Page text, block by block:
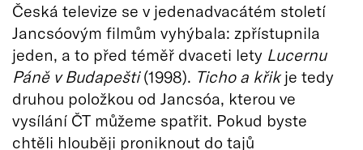
Česká televize se v jedenadvacátém století
Jancsóovým filmům vyhýbala: zpřístupnila
jeden, a to před téměř dvaceti lety Lucernu
Páně v Budapešti(1998). Ticho a křikje tedy
druhou položkou od Jancsóa, kterou ve
vysílání ČT můžeme spatřit. Pokud byste
chtěli hlouběji proniknout do tajů